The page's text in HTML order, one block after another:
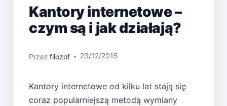
Kantory internetowe –
czym są i jak działają?
Przez filozof 23/12/2015
Kantory internetowe od kilku lat stają się
coraz popularniejszą metodą wymiany